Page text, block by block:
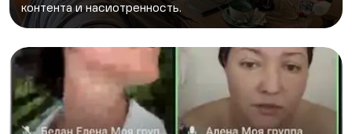
контента и насиотренность.